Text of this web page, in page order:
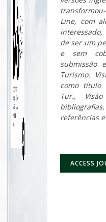
Line, com
de ser um
e sem
submissão
Turismo:
como título
Tur.,
referências
ACCESS